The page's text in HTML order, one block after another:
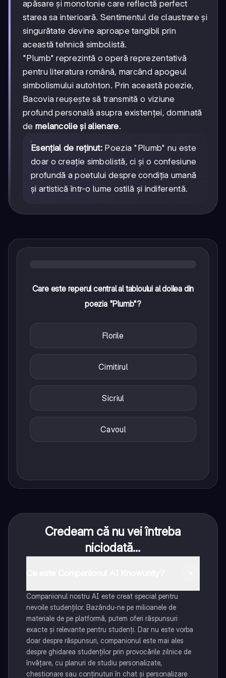
apăsare și monotonie care reflectă perfect
starea sa interioară. Sentimentul de claustrare și
singurătate devine aproape tangibil prin
această tehnică simbolistă.
"Plumb" reprezintă o operă reprezentativă
pentru literatura română, marcând apogeul
simbolismului autohton. Prin această poezie,
Bacovia reușește să transmită o viziune
profund personală asupra existenței, dominată
de melancolie și alienare.
Esențial de reținut: Poezia "Plumb" nu este
doar o creație simbolistă, ci și o confesiune
profundă a poetului despre condiția umană
și artistică într-o lume ostilă și indiferentă.
Care este reperul central al tabloului al doilea din
poezia "Plumb"?
Florile
Cimitirul
Sicriul
Cavoul
Credeam că nu vei întreba
niciodată...
Companionul nostru AI este creat special pentru
nevoile studenților. Bazându-ne pe milioanele de
materiale de pe platformă, putem oferi răspunsuri
exacte și relevante pentru studenți. Dar nu este vorba
doar despre răspunsuri, companionul este mai ales
despre ghidarea studenților prin provocările zilnice de
învățare, cu planuri de studiu personalizate,
chestionare sau conținuturi în chat și personalizare